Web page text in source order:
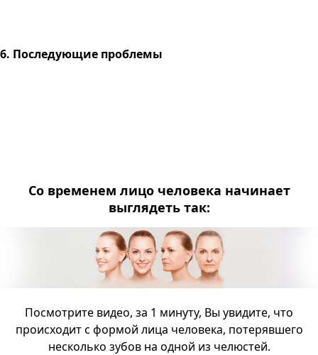
6. Последующие проблемы
Со временем лицо человека начинает
выглядеть так:
Посмотрите видео, за 1 минуту, Вы увидите, что
происходит с формой лица человека, потерявшего
несколько зубов на одной из челюстей.